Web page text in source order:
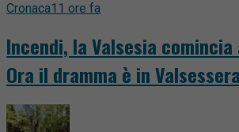
Cronaca11 ore fa
Incendi, la Valsesia
Ora il dramma è in Valsessera